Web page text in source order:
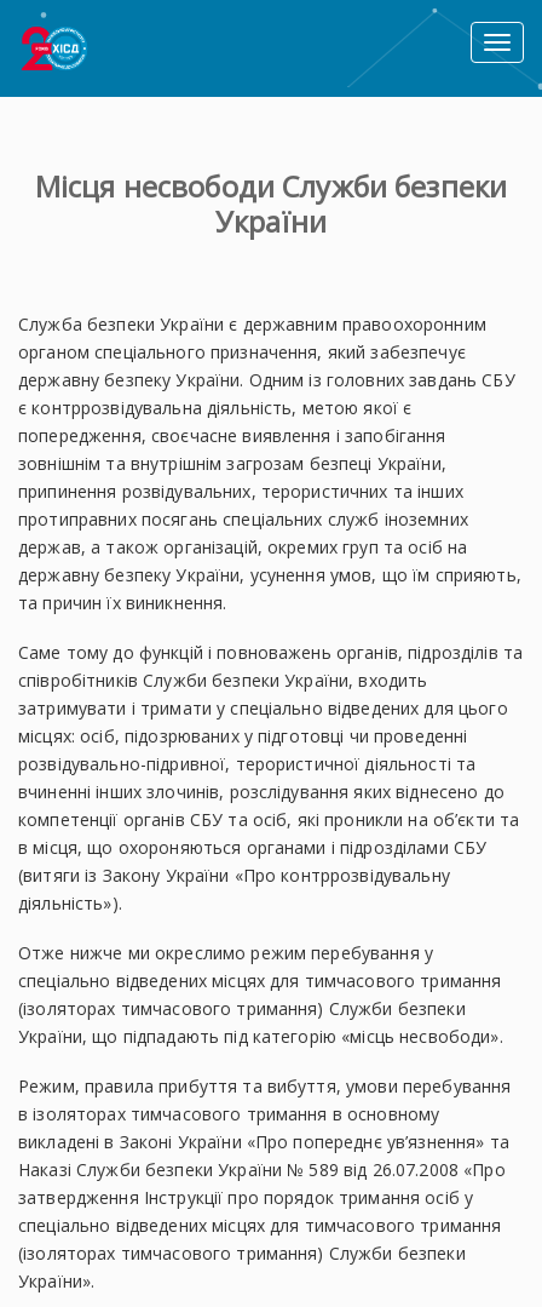
Toggle
Місця несвободи Служби безпеки
України
Служба безпеки України є державним правоохоронним
органом спеціального призначення, який забезпечує
державну безпеку України. Одним із головних завдань СБУ
є контррозвідувальна діяльність, метою якої є
попередження, своєчасне виявлення і запобігання
зовнішнім та внутрішнім загрозам безпеці України,
припинення розвідувальних, терористичних та інших
протиправних посягань спеціальних служб іноземних
держав, а також організацій, окремих груп та осіб на
державну безпеку України, усунення умов, що їм сприяють,
та причин їх виникнення.
Саме тому до функцій і повноважень органів, підрозділів та
співробітників Служби безпеки України, входить
затримувати і тримати у спеціально відведених для цього
місцях: осіб, підозрюваних у підготовці чи проведенні
розвідувально-підривної, терористичної діяльності та
вчиненні інших злочинів, розслідування яких віднесено до
компетенції органів СБУ та осіб, які проникли на об’єкти та
в місця, що охороняються органами і підрозділами СБУ
(витяги із Закону України «Про контррозвідувальну
діяльність»).
Отже нижче ми окреслимо режим перебування у
спеціально відведених місцях для тимчасового тримання
(ізоляторах тимчасового тримання) Служби безпеки
України, що підпадають під категорію «місць несвободи».
Режим, правила прибуття та вибуття, умови перебування
в ізоляторах тимчасового тримання в основному
викладені в Законі України «Про попереднє ув’язнення» та
Наказі Служби безпеки України № 589 вiд 26.07.2008 «Про
затвердження Інструкції про порядок тримання осіб у
спеціально відведених місцях для тимчасового тримання
(ізоляторах тимчасового тримання) Служби безпеки
України».